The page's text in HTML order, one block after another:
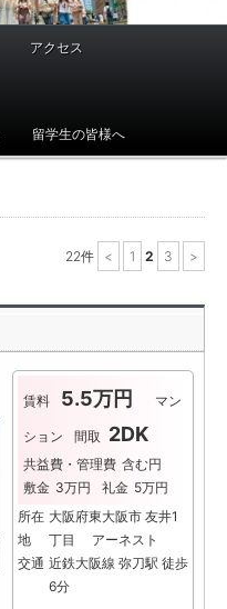
アクセス
留学生の皆様へ
22件 < 1 2 3 >
賃料 5.5万円 マン
ション 間取 2DK
共益費・管理費 含む円
敷金 3万円 礼金 5万円
所在
地
大阪府東大阪市 友井1
丁目 アーネスト
交通 近鉄大阪線 弥刀駅 徒歩
6分